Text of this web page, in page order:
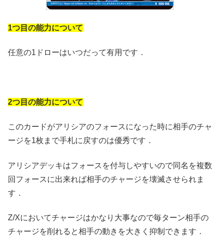
1つ目の能力について
任意の1ドローはいつだって有用です．
2つ目の能力について
このカードがアリシアのフォースになった時に相手のチャ
ージを1枚まで手札に戻すのは優秀です．
アリシアデッキはフォースを付与しやすいので同名を複数
回フォースに出来れば相手のチャージを壊滅させられま
す．
Z/Xにおいてチャージはかなり大事なので毎ターン相手の
チャージを削れると相手の動きを大きく抑制できます．